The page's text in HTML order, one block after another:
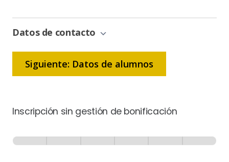
Datos de contacto
Siguiente: Datos de alumnos
Inscripción sin gestión de bonificación
-